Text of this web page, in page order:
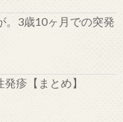
。3歳10ヶ月での突発
疹【まとめ】